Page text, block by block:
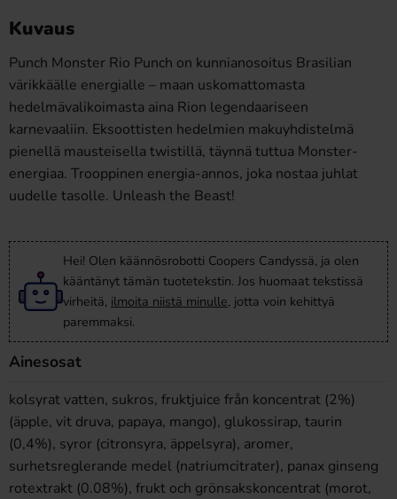
Kuvaus
Punch Monster Rio Punch on kunnianosoitus Brasilian
värikkäälle energialle – maan uskomattomasta
hedelmävalikoimasta aina Rion legendaariseen
karnevaaliin. Eksoottisten hedelmien makuyhdistelmä
pienellä mausteisella twistillä, täynnä tuttua Monster-
energiaa. Trooppinen energia-annos, joka nostaa juhlat
uudelle tasolle. Unleash the Beast!
Hei! Olen käännösrobotti Coopers Candyssä, ja olen
kääntänyt tämän tuotetekstin. Jos huomaat tekstissä
virheitä, ilmoita niistä minulle, jotta voin kehittyä
paremmaksi.
Ainesosat
kolsyrat vatten, sukros, fruktjuice från koncentrat (2%)
(äpple, vit druva, papaya, mango), glukossirap, taurin
(0,4%), syror (citronsyra, äppelsyra), aromer,
surhetsreglerande medel (natriumcitrater), panax ginseng
rotextrakt (0.08%), frukt och grönsakskoncentrat (morot,